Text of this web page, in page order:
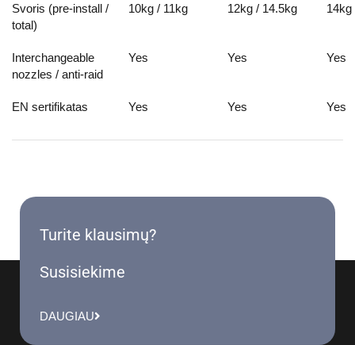
Svoris (pre-install /
total)
10kg / 11kg 12kg / 14.5kg 14kg
Interchangeable
nozzles / anti-raid
Yes Yes Yes
EN sertifikatas Yes Yes Yes
Turite klausimų?
Susisiekime
DAUGIAU